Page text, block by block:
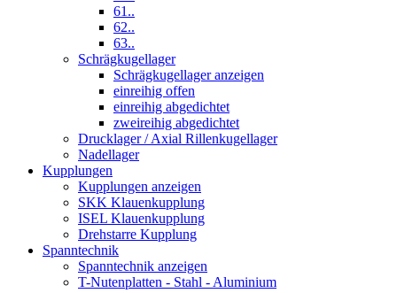
61..
62..
63..
Schrägkugellager
Schrägkugellager anzeigen
einreihig offen
einreihig abgedichtet
zweireihig abgedichtet
Drucklager / Axial Rillenkugellager
Nadellager
Kupplungen
Kupplungen anzeigen
SKK Klauenkupplung
ISEL Klauenkupplung
Drehstarre Kupplung
Spanntechnik
Spanntechnik anzeigen
T-Nutenplatten - Stahl - Aluminium